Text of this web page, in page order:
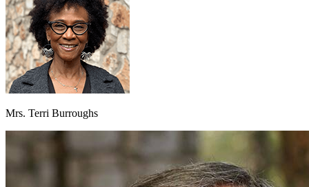
Mrs. Terri Burroughs